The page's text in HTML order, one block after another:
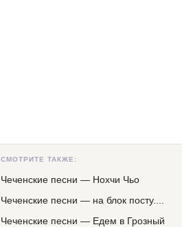
СМОТРИТЕ ТАКЖЕ:
Чеченские песни — Нохчи Чьо
Чеченские песни — на блок посту....
Чеченские песни — Едем в Грозный